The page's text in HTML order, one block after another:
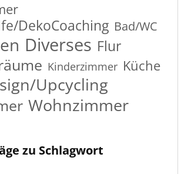
DekoCoaching Bad/WC
Diverses Flur
Kinderzimmer Küche
Upcycling
Wohnzimmer
zu Schlagwort